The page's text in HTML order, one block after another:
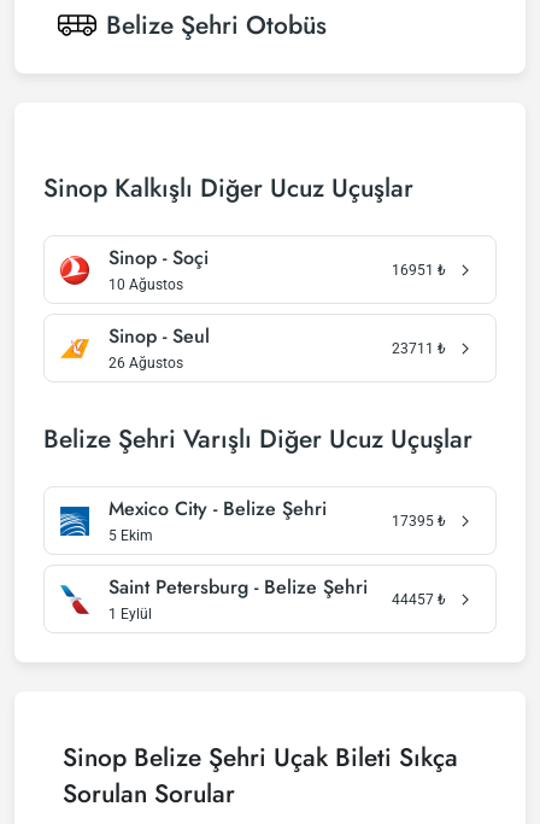
Belize Şehri Otobüs
Sinop Kalkışlı Diğer Ucuz Uçuşlar
Sinop - Soçi
10 Ağustos
16951 ₺
Sinop - Seul
26 Ağustos
23711 ₺
Belize Şehri Varışlı Diğer Ucuz Uçuşlar
Mexico City - Belize Şehri
5 Ekim
17395 ₺
Saint Petersburg - Belize Şehri
1 Eylül
44457 ₺
Sinop Belize Şehri Uçak Bileti Sıkça
Sorulan Sorular